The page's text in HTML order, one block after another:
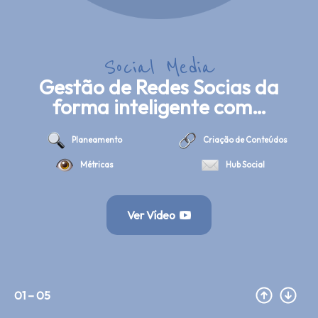
Social Media
Gestão de Redes Socias da
forma inteligente com…
Planeamento Criação de Conteúdos
Métricas Hub Social
Ver Vídeo
01 – 05